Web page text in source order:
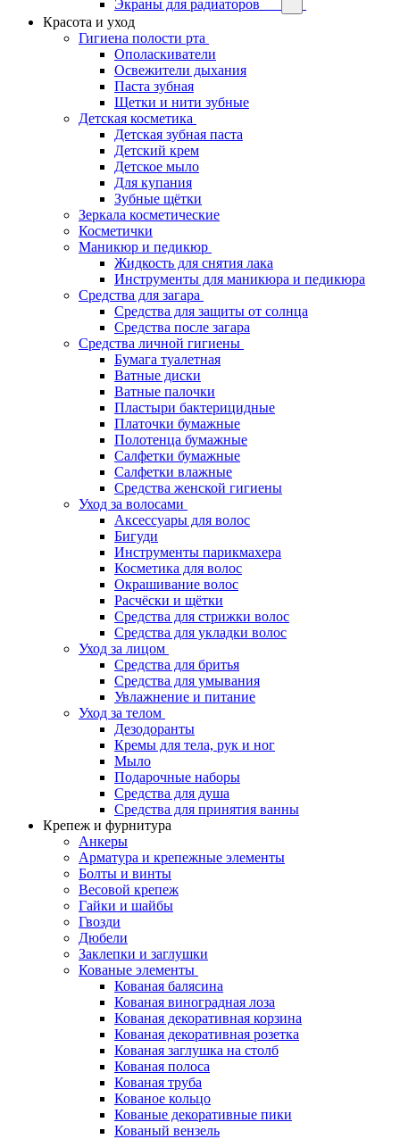
Экраны для радиаторов
Красота и уход
Гигиена полости рта
Ополаскиватели
Освежители дыхания
Паста зубная
Щетки и нити зубные
Детская косметика
Детская зубная паста
Детский крем
Детское мыло
Для купания
Зубные щётки
Зеркала косметические
Косметички
Маникюр и педикюр
Жидкость для снятия лака
Инструменты для маникюра и педикюра
Средства для загара
Средства для защиты от солнца
Средства после загара
Средства личной гигиены
Бумага туалетная
Ватные диски
Ватные палочки
Пластыри бактерицидные
Платочки бумажные
Полотенца бумажные
Салфетки бумажные
Салфетки влажные
Средства женской гигиены
Уход за волосами
Аксессуары для волос
Бигуди
Инструменты парикмахера
Косметика для волос
Окрашивание волос
Расчёски и щётки
Средства для стрижки волос
Средства для укладки волос
Уход за лицом
Средства для бритья
Средства для умывания
Увлажнение и питание
Уход за телом
Дезодоранты
Кремы для тела, рук и ног
Мыло
Подарочные наборы
Средства для душа
Средства для принятия ванны
Крепеж и фурнитура
Анкеры
Арматура и крепежные элементы
Болты и винты
Весовой крепеж
Гайки и шайбы
Гвозди
Дюбели
Заклепки и заглушки
Кованые элементы
Кованая балясина
Кованая виноградная лоза
Кованая декоративная корзина
Кованая декоративная розетка
Кованая заглушка на столб
Кованая полоса
Кованая труба
Кованое кольцо
Кованые декоративные пики
Кованый вензель